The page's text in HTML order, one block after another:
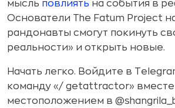
мысль повлиять на события в
Основатели The Fatum Project
рандонавты смогут покинуть
реальности» и открыть новые.
Начать легко. Войдите в
команду «/ getattractor»
местоположением в